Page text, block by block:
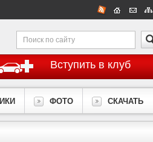
Вступить в клуб
ФОТО СКАЧАТЬ